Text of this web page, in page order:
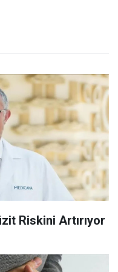
Riskini Artırıyor